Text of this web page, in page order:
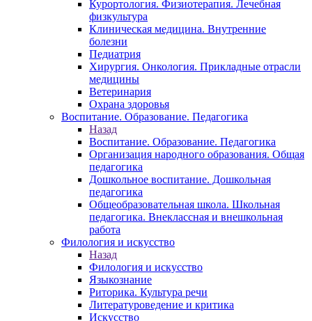
Курортология. Физиотерапия. Лечебная
физкультура
Клиническая медицина. Внутренние
болезни
Педиатрия
Хирургия. Онкология. Прикладные отрасли
медицины
Ветеринария
Охрана здоровья
Воспитание. Образование. Педагогика
Назад
Воспитание. Образование. Педагогика
Организация народного образования. Общая
педагогика
Дошкольное воспитание. Дошкольная
педагогика
Общеобразовательная школа. Школьная
педагогика. Внеклассная и внешкольная
работа
Филология и искусство
Назад
Филология и искусство
Языкознание
Риторика. Культура речи
Литературоведение и критика
Искусство